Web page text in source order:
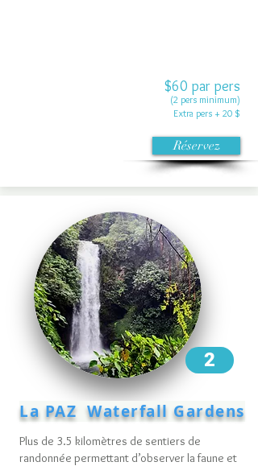
$60 par pers
(2 pers minimum)
Extra pers + 20 $
Réservez
2
La PAZ Waterfall Gardens
Plus de 3.5 kilomètres de sentiers de
randonnée permettant d’observer la faune et